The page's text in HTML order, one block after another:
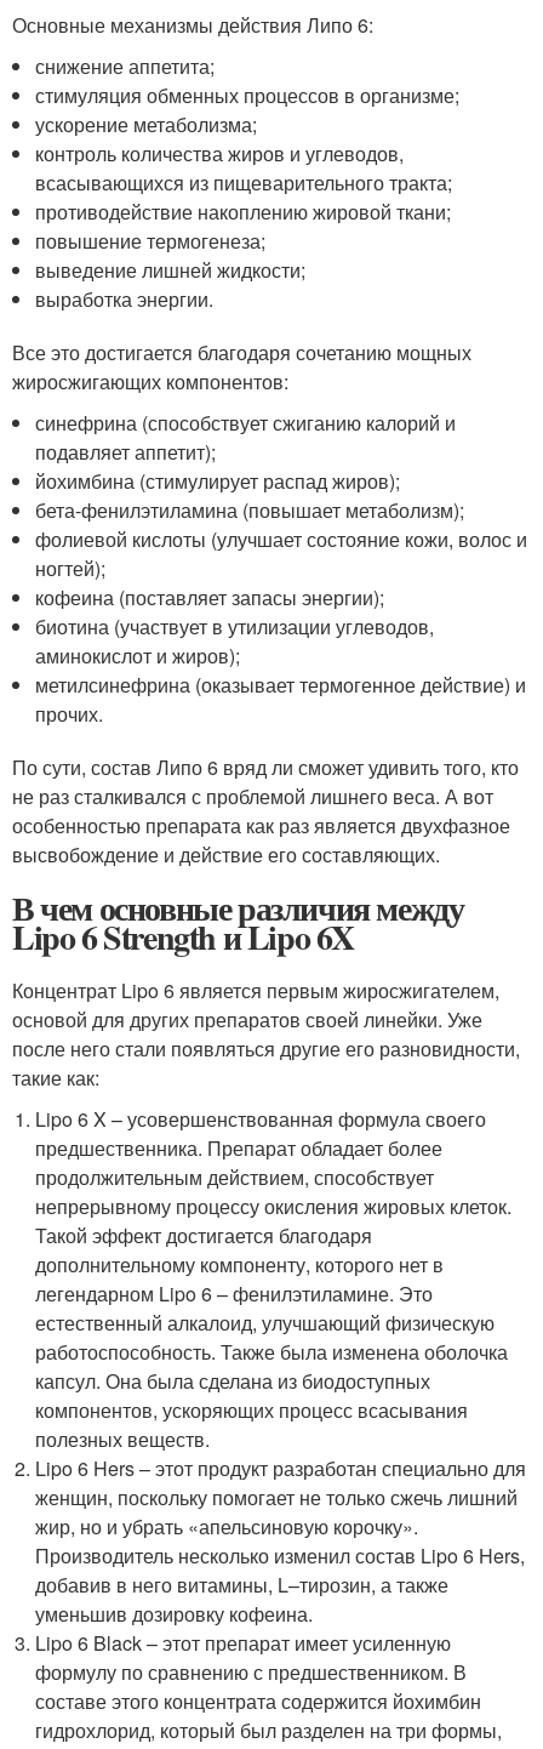
Основные механизмы действия Липо 6:
снижение аппетита;
стимуляция обменных процессов в организме;
ускорение метаболизма;
контроль количества жиров и углеводов,
всасывающихся из пищеварительного тракта;
противодействие накоплению жировой ткани;
повышение термогенеза;
выведение лишней жидкости;
выработка энергии.
Все это достигается благодаря сочетанию мощных
жиросжигающих компонентов:
синефрина (способствует сжиганию калорий и
подавляет аппетит);
йохимбина (стимулирует распад жиров);
бета-фенилэтиламина (повышает метаболизм);
фолиевой кислоты (улучшает состояние кожи, волос и
ногтей);
кофеина (поставляет запасы энергии);
биотина (участвует в утилизации углеводов,
аминокислот и жиров);
метилсинефрина (оказывает термогенное действие) и
прочих.
По сути, состав Липо 6 вряд ли сможет удивить того, кто
не раз сталкивался с проблемой лишнего веса. А вот
особенностью препарата как раз является двухфазное
высвобождение и действие его составляющих.
В чем основные различия между
Lipo 6 Strength и Lipo 6X
Концентрат Lipo 6 является первым жиросжигателем,
основой для других препаратов своей линейки. Уже
после него стали появляться другие его разновидности,
такие как:
Lipo 6 X – усовершенствованная формула своего
предшественника. Препарат обладает более
продолжительным действием, способствует
непрерывному процессу окисления жировых клеток.
Такой эффект достигается благодаря
дополнительному компоненту, которого нет в
легендарном Lipo 6 – фенилэтиламине. Это
естественный алкалоид, улучшающий физическую
работоспособность. Также была изменена оболочка
капсул. Она была сделана из биодоступных
компонентов, ускоряющих процесс всасывания
полезных веществ.
Lipo 6 Hers – этот продукт разработан специально для
женщин, поскольку помогает не только сжечь лишний
жир, но и убрать «апельсиновую корочку».
Производитель несколько изменил состав Lipo 6 Hers,
добавив в него витамины, L–тирозин, а также
уменьшив дозировку кофеина.
Lipo 6 Black – этот препарат имеет усиленную
формулу по сравнению с предшественником. В
составе этого концентрата содержится йохимбин
гидрохлорид, который был разделен на три формы,